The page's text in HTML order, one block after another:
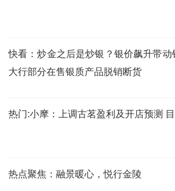
快看：炒金之后是炒银？银价飙升带
大行部分在售银质产品脱销断货
热门:小摩：上调古茗盈利及开店预测
热点聚焦：融景暖心，悦行金陵